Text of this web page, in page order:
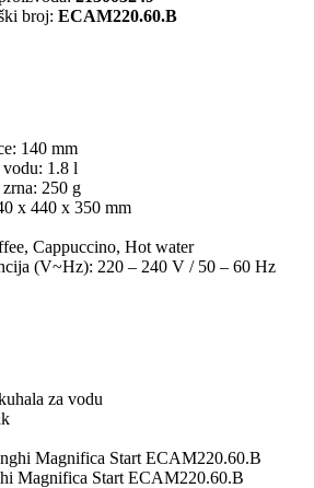
broj: ECAM220.60.B
140 mm
vodu: 1.8 l
250 g
x 440 x 350 mm
Cappuccino, Hot water
(V~Hz): 220 – 240 V / 50 – 60 Hz
za vodu
Magnifica Start ECAM220.60.B